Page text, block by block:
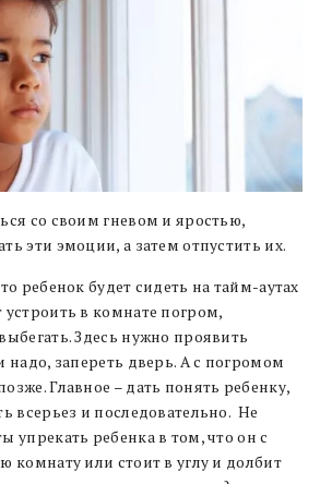
со своим гневом и яростью,
эти эмоции, а затем отпустить их.
ребенок будет сидеть на тайм-аутах
в комнате погром,
Здесь нужно проявить
надо, запереть дверь. А с погромом
Главное – дать понять ребенку,
всерьез и последовательно. Не
упрекать ребенка в том, что он с
комнату или стоит в углу и долбит